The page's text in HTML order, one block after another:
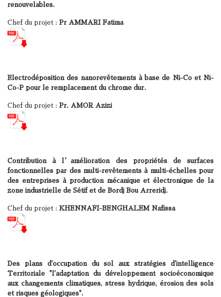
renouvelables.
Chef du projet : Pr AMMARI Fatima
Electrodéposition des nanorevêtements à base de Ni-Co et Ni-
Co-P pour le remplacement du chrome dur.
Chef du projet : Pr. AMOR Azizi
Contribution à l’amélioration des propriétés de surfaces
fonctionnelles par des multi-revêtements à multi-échelles pour
des entreprises à production mécanique et électronique de la
zone industrielle de Sétif et de Bordj Bou Arreridj.
Chef du projet : KHENNAFI-BENGHALEM Nafissa
Des plans d'occupation du sol aux stratégies d'intelligence
Territoriale "l'adaptation du développement socioéconomique
aux changements climatiques, stress hydrique, érosion des sols
et risques géologiques".